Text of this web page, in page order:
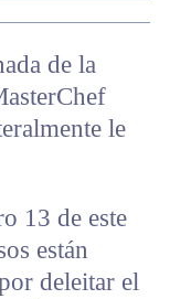
de la
le
13 de este
están
deleitar el